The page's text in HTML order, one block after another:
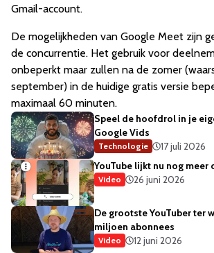
Gmail-account.
De mogelijkheden van Google Meet zijn
de concurrentie. Het gebruik voor
onbeperkt maar zullen na de zomer
september) in de huidige gratis versie
maximaal 60 minuten.
Speel de hoofdrol in je
Google Vids
Technologie
17 juli 2026
YouTube lijkt nu nog meer
Video 26 juni 2026
De grootste YouTuber ter
miljoen abonnees
Video
12 juni 2026